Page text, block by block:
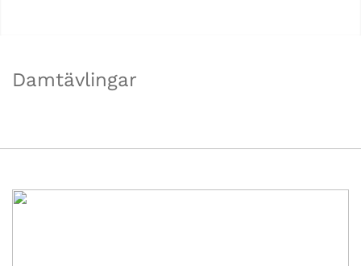
Damtävlingar